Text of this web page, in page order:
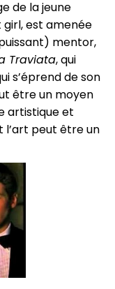
de la jeune
est amenée
mentor,
Traviata, qui
s’éprend de son
être un moyen
artistique et
l’art peut être un